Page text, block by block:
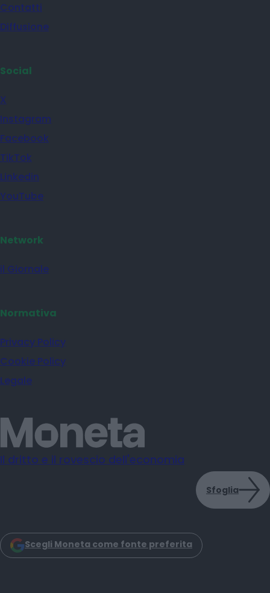
Contatti
Diffusione
Social
X
Instagram
Facebook
TikTok
Linkedin
YouTube
Network
il Giornale
Normativa
Privacy Policy
Cookie Policy
Legale
Il dritto e il rovescio dell'economia
Sfoglia
Scegli Moneta come fonte preferita